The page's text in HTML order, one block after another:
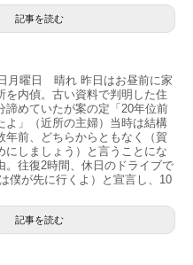
記事を読む
月曜日 晴れ 昨日はお昼前に家
を内偵。古い資料で判明した住
諦めていたが案の定「20年位前
よ」（近所の主婦）当時は結構
年前、どちらからともなく（賀
にしましょう）と言うことにな
。往復2時間、休日のドライブで
僕が先に行くよ）と宣言し、10
記事を読む